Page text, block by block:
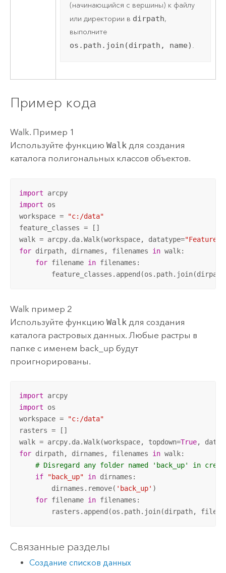
(начинающийся с вершины) к файлу
или директории в dirpath,
выполните
os.path.join(dirpath, name) .
Пример кода
Walk. Пример 1
Используйте функцию Walkдля создания
каталога полигональных классов объектов.
import
arcpy
import os
workspace =
"c:/data"
feature_classes = []
walk = arcpy.da.Walk(workspace, datatype=
for dirpath, dirnames, filenames in walk:
for filename in filenames:
Walk пример 2
Используйте функцию Walkдля создания
каталога растровых данных. Любые растры в
папке с именем back_up будут
проигнорированы.
import
arcpy
import os
workspace =
"c:/data"
rasters = []
walk = arcpy.da.Walk(workspace, topdown=True,
for dirpath, dirnames, filenames in walk:
# Disregard any folder named 'back_up' in
if
"back_up" in dirnames:
        dirnames.remove(
'back_up' )
for filename in filenames:
rasters.append(os.path.join(dirpath,
Связанные разделы
Создание списков данных